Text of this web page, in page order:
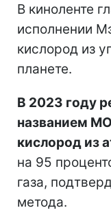
В киноленте
исполнении
кислород из
планете.
В 2023 году
названием
кислород из
на 95
газа,
метода.